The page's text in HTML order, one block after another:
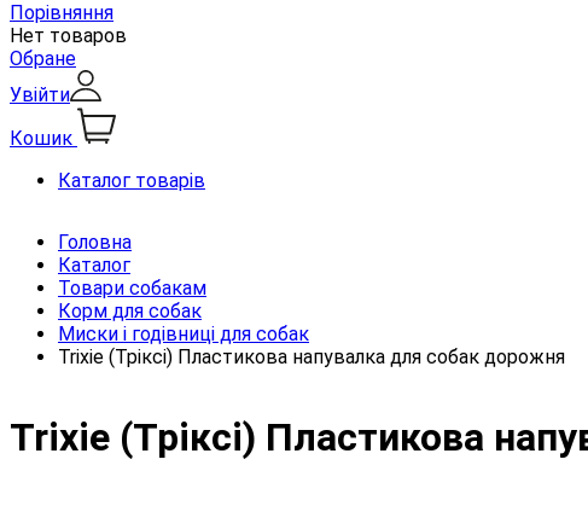
Порівняння
Нет товаров
Обране
Увійти
Кошик
Каталог товарів
Головна
Каталог
Товари собакам
Корм для собак
Миски і годівниці для собак
Trixie (Тріксі) Пластикова напувалка для собак дорожня
Trixie (Тріксі) Пластикова